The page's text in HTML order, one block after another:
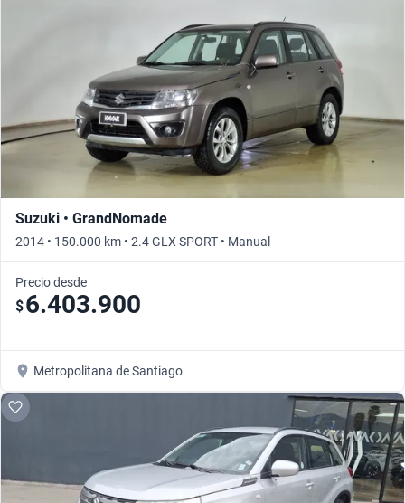
Suzuki • GrandNomade
2014 • 150.000 km • 2.4 GLX SPORT • Manual
Precio desde
$6.403.900
Metropolitana de Santiago